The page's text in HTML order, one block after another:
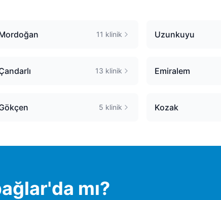
11 klinik Uzunkuyu
13 klinik Emiralem
5 klinik Kozak
'da mı?